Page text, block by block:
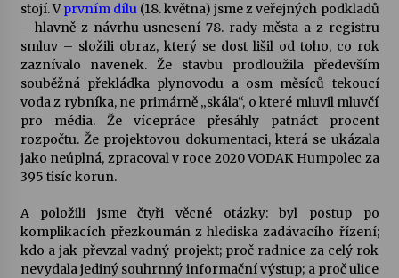
Za kulturou kousek za Humpolec. V Želivě ožije
odkaz Josefa Čapka
13. 7. 2026
Varhanní recitál Michala Novenka v Klášteře
Želiv
3. 7. 2026
stojí. Vprvním dílu(18. května) jsme z veřejných podkladů
– hlavně z návrhu usnesení 78. rady města a z registru
smluv – složili obraz, který se dost lišil od toho, co rok
zaznívalo navenek. Že stavbu prodloužila především
souběžná překládka plynovodu a osm měsíců tekoucí
voda z rybníka, ne primárně „skála“, o které mluvil mluvčí
pro média. Že vícepráce přesáhly patnáct procent
rozpočtu. Že projektovou dokumentaci, která se ukázala
jako neúplná, zpracoval v roce 2020 VODAK Humpolec za
395 tisíc korun.
A položili jsme čtyři věcné otázky: byl postup po
komplikacích přezkoumán z hlediska zadávacího řízení;
kdo a jak převzal vadný projekt; proč radnice za celý rok
nevydala jediný souhrnný informační výstup; a proč ulice